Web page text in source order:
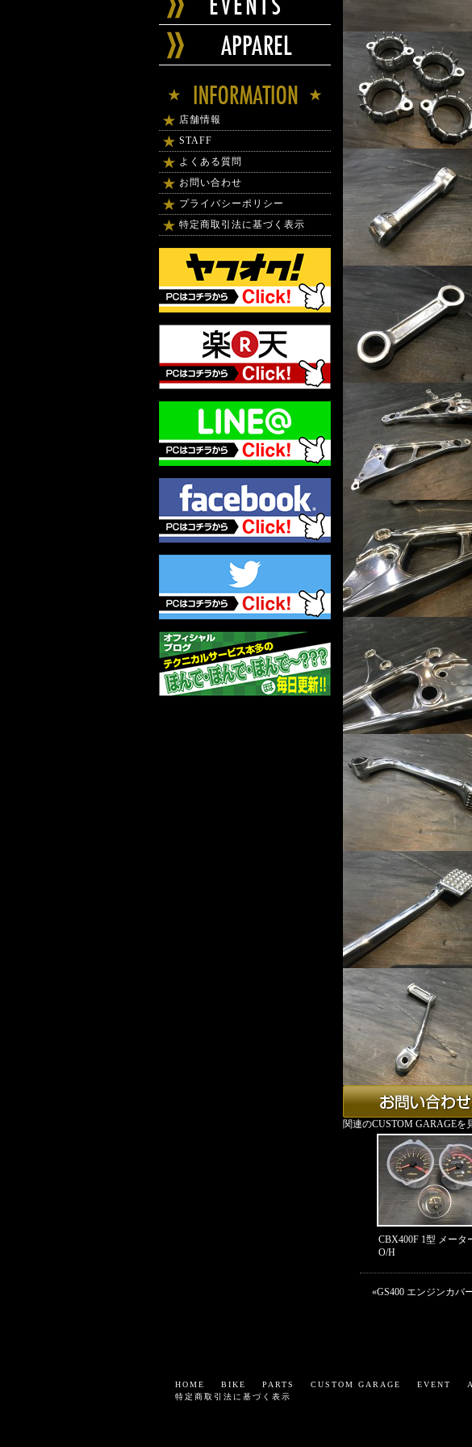
関連のCUSTOM GARAGEを
CBX400F 1型 メータ
O/H
«GS400 エンジンカバ
店舗情報
STAFF
よくある質問
お問い合わせ
プライバシーポリシー
特定商取引法に基づく表示
HOME BIKE PARTS CUSTOM GARAGE EVENT
特定商取引法に基づく表示